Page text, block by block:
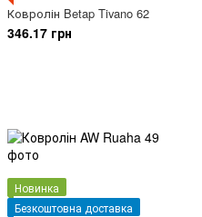
Ковролін Betap Tivano 62
346.17 грн
Новинка
Безкоштовна доставка